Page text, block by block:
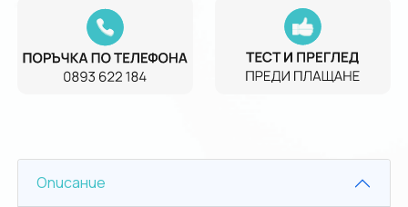
Описание